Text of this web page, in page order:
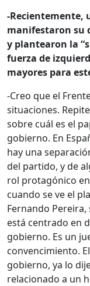
-Recientemente,
manifestaron su
y plantearon la
fuerza de
mayores para
-Creo que el
situaciones.
sobre cuál es el
gobierno. En
hay una
del partido, y de
rol protagónico
cuando se ve el
Fernando
está centrado en
gobierno. Es un
convencimiento.
gobierno, ya lo
relacionado a un